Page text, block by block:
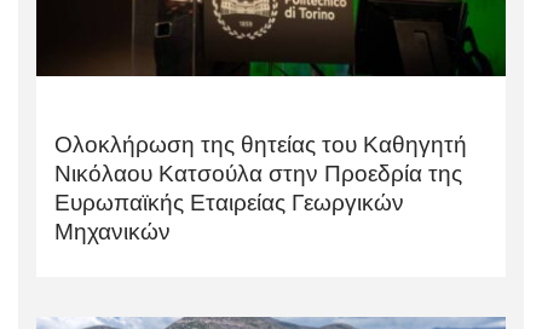
Ολοκλήρωση της θητείας του Καθηγητή
Νικόλαου Κατσούλα στην Προεδρία της
Ευρωπαϊκής Εταιρείας Γεωργικών
Μηχανικών